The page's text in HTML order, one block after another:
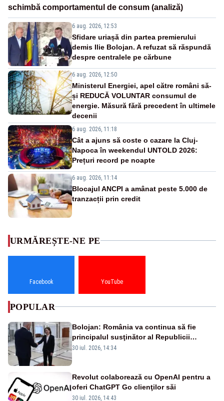
schimbă comportamentul de consum (analiză)
6 aug. 2026, 12:53
Sfidare uriașă din partea premierului
demis Ilie Bolojan. A refuzat să răspundă
despre centralele pe cărbune
6 aug. 2026, 12:50
Ministerul Energiei, apel către români să-
și REDUCĂ VOLUNTAR consumul de
energie. Măsură fără precedent în ultimele
decenii
6 aug. 2026, 11:18
Cât a ajuns să coste o cazare la Cluj-
Napoca în weekendul UNTOLD 2026:
Prețuri record pe noapte
6 aug. 2026, 11:14
Blocajul ANCPI a amânat peste 5.000 de
tranzacții prin credit
URMĂREȘTE-NE PE
Facebook YouTube
POPULAR
Bolojan: România va continua să fie
principalul susţinător al Republicii
Moldova la nivelul Uniunii Europene
30 iul. 2026, 14:34
Revolut colaborează cu OpenAI pentru a
oferi ChatGPT Go clienţilor săi
30 iul. 2026, 14:43